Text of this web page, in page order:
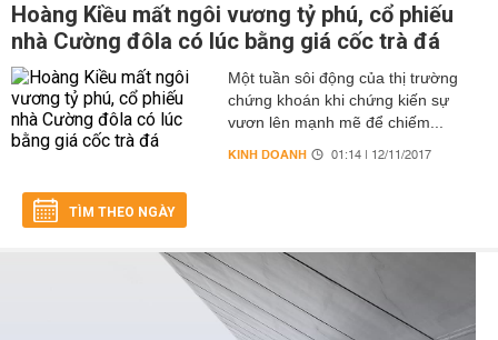
Hoàng Kiều mất ngôi vương tỷ phú, cổ phiếu
nhà Cường đôla có lúc bằng giá cốc trà đá
Một tuần sôi động của thị trường
chứng khoán khi chứng kiến sự
vươn lên mạnh mẽ để chiếm...
KINH DOANH 01:14 | 12/11/2017
TÌM THEO NGÀY